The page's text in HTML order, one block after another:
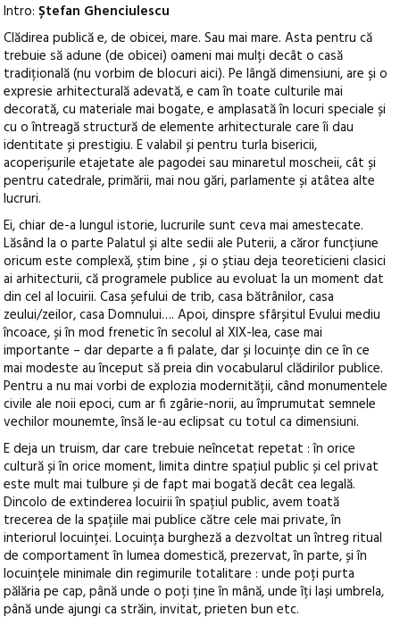
Intro:Ștefan Ghenciulescu
Clădirea publică e, de obicei, mare. Sau mai mare. Asta pentru că
trebuie să adune (de obicei) oameni mai mulți decât o casă
tradițională (nu vorbim de blocuri aici). Pe lângă dimensiuni, are și o
expresie arhitecturală adevată, e cam în toate culturile mai
decorată, cu materiale mai bogate, e amplasată în locuri speciale și
cu o întreagă structură de elemente arhitecturale care îi dau
identitate și prestigiu.E valabil și pentru turla bisericii,
acoperișurile etajetate ale pagodei sau minaretul moscheii, cât și
pentru catedrale, primării, mai nou gări, parlamente și atâtea alte
lucruri.
Ei, chiar de-a lungul istorie, lucrurile sunt ceva mai amestecate.
Lăsând la o parte Palatul și alte sedii ale Puterii, a căror funcțiune
oricum este complexă, știm bine , și o știau deja teoreticieni clasici
ai arhitecturii, că programele publice au evoluat la un moment dat
din cel al locuirii. Casa șefului de trib, casa bătrânilor, casa
zeului/zeilor, casa Domnului…. Apoi, dinspre sfârșitul Evului mediu
încoace, și în mod frenetic în secolul al XIX-lea, case mai
importante – dar departe a fi palate, dar și locuințe din ce în ce
mai modeste au început să preia din vocabularul clădirilor publice.
Pentru a nu mai vorbi de explozia modernității, când monumentele
civile ale noii epoci, cum ar fi zgârie-norii, au împrumutat semnele
vechilor mounemte, însă le-au eclipsat cu totul ca dimensiuni.
E deja un truism, dar care trebuie neîncetat repetat : în orice
cultură și în orice moment, limita dintre spațiul public și cel privat
este mult mai tulbure și de fapt mai bogată decât cea legală.
Dincolo de extinderea locuirii în spațiul public, avem toată
trecerea de la spațiile mai publice către cele mai private, în
interiorul locuinței. Locuința burgheză a dezvoltat un întreg ritual
de comportament în lumea domestică, prezervat, în parte, și în
locuințele minimale din regimurile totalitare : unde poți purta
pălăria pe cap, până unde o poți ține în mână, unde îți lași umbrela,
până unde ajungi ca străin, invitat, prieten bun etc.